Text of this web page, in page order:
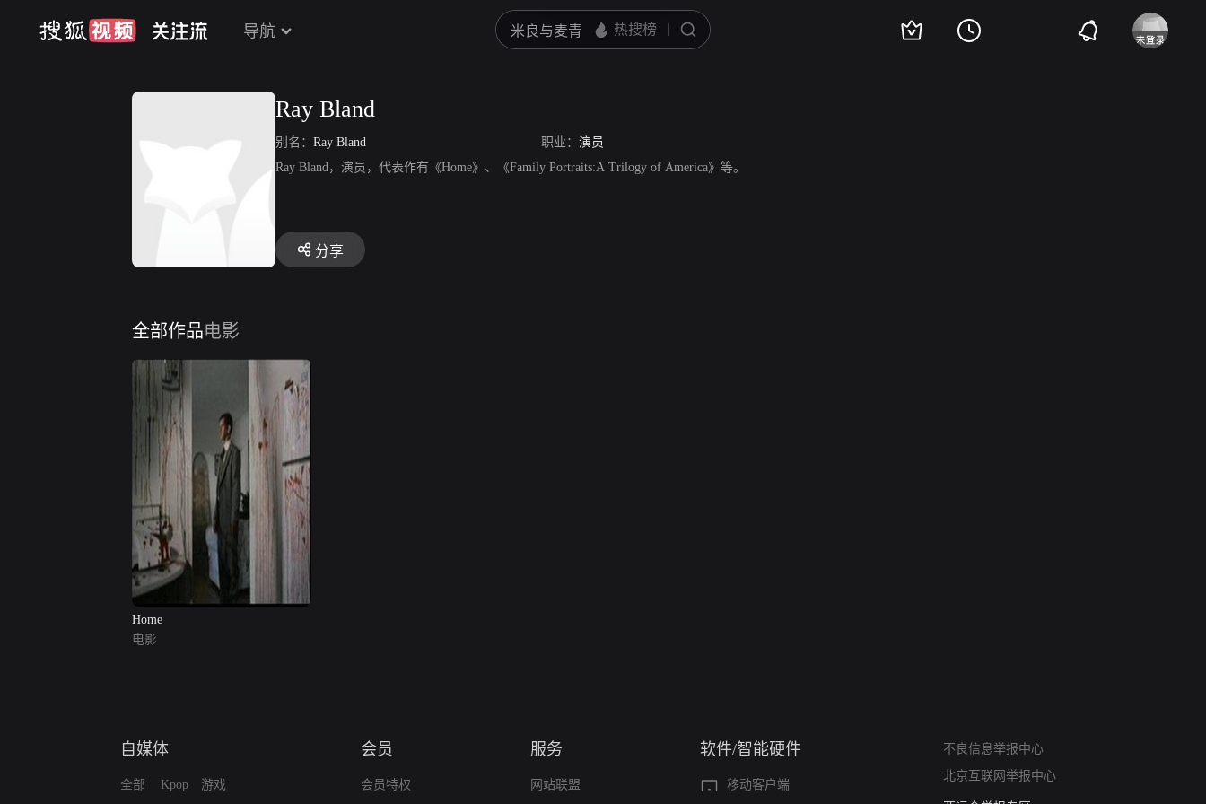
导航
Ray Bland
别名： Ray Bland 职业： 演员
Ray Bland，演员，代表作有《Home》、《Family Portraits:A Trilogy of America》等。
分享
全部作品电影
Home
电影
自媒体
全部 Kpop 游戏
会员
会员特权
服务
网站联盟
软件/智能硬件
移动客户端
不良信息举报中心
北京互联网举报中心
算法推荐专项举报